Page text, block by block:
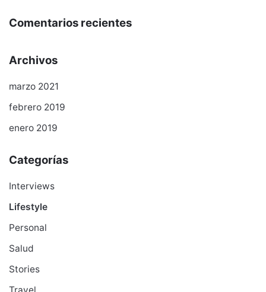
Comentarios recientes
Archivos
marzo 2021
febrero 2019
enero 2019
Categorías
Interviews
Lifestyle
Personal
Salud
Stories
Travel